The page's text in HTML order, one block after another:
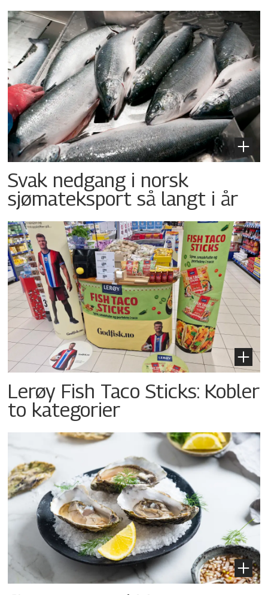
Svak nedgang i norsk
sjømateksport så langt i år
Lerøy Fish Taco Sticks: Kobler
to kategorier